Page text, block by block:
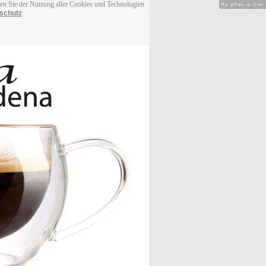
Sie der Nutzung aller Cookies und Technologien
Hy-phen-a-tion